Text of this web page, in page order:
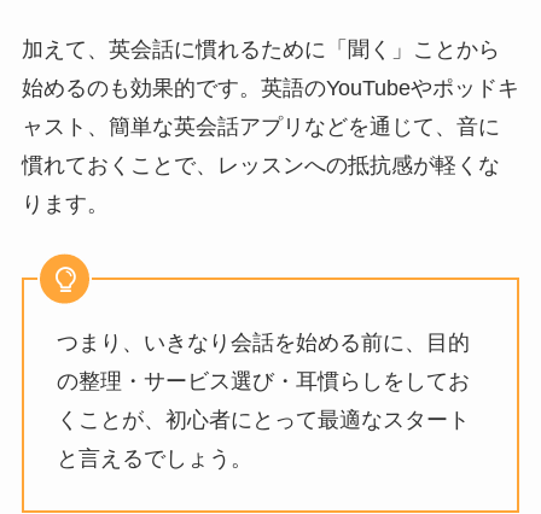
加えて、英会話に慣れるために「聞く」ことから
始めるのも効果的です。英語のYouTubeやポッドキ
ャスト、簡単な英会話アプリなどを通じて、音に
慣れておくことで、レッスンへの抵抗感が軽くな
ります。
つまり、いきなり会話を始める前に、目的
の整理・サービス選び・耳慣らしをしてお
くことが、初心者にとって最適なスタート
と言えるでしょう。